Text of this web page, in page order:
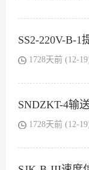
SS2-220V-B-
1728天前 (12-
SNDZKT-4输
1728天前 (12-